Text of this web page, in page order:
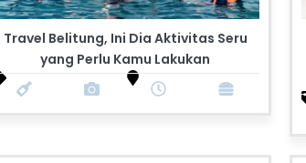
Travel Belitung, Ini Dia Aktivitas Seru
yang Perlu Kamu Lakukan